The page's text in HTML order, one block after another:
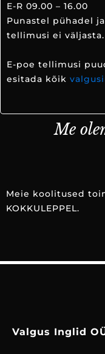
E-R 09.00 – 16.00
Punastel pühadel
tellimusi ei väljasta.
E-poe tellimusi
esitada kõik
Me
Meie koolitused
KOKKULEPPEL.
Valgus Inglid